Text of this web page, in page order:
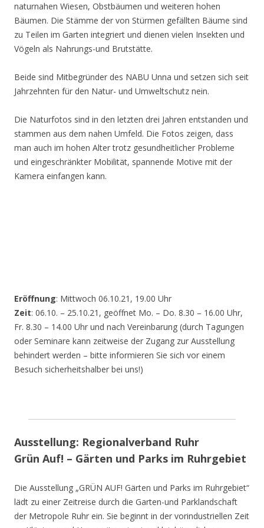
naturnahen Wiesen, Obstbäumen und weiteren hohen
Bäumen. Die Stämme der von Stürmen gefällten Bäume sind
zu Teilen im Garten integriert und dienen vielen Insekten und
Vögeln als Nahrungs-und Brutstätte.
Beide sind Mitbegründer des NABU Unna und setzen sich seit
Jahrzehnten für den Natur- und Umweltschutz nein.
Die Naturfotos sind in den letzten drei Jahren entstanden und
stammen aus dem nahen Umfeld. Die Fotos zeigen, dass
man auch im hohen Alter trotz gesundheitlicher Probleme
und eingeschränkter Mobilität, spannende Motive mit der
Kamera einfangen kann.
Eröffnung: Mittwoch 06.10.21, 19.00 Uhr
Zeit: 06.10. – 25.10.21, geöffnet Mo. – Do. 8.30 – 16.00 Uhr,
Fr. 8.30 – 14.00 Uhr und nach Vereinbarung (durch Tagungen
oder Seminare kann zeitweise der Zugang zur Ausstellung
behindert werden – bitte informieren Sie sich vor einem
Besuch sicherheitshalber bei uns!)
Ausstellung: Regionalverband Ruhr
Grün Auf! – Gärten und Parks im Ruhrgebiet
Die Ausstellung „GRÜN AUF! Gärten und Parks im Ruhrgebiet“
lädt zu einer Zeitreise durch die Garten-und Parklandschaft
der Metropole Ruhr ein. Sie beginnt in der vorindustriellen Zeit